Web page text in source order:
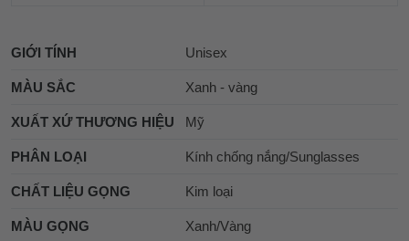
GIỚI TÍNH Unisex
MÀU SẮC Xanh - vàng
XUẤT XỨ THƯƠNG HIỆU Mỹ
PHÂN LOẠI Kính chống nắng/Sunglasses
CHẤT LIỆU GỌNG Kim loại
MÀU GỌNG Xanh/Vàng